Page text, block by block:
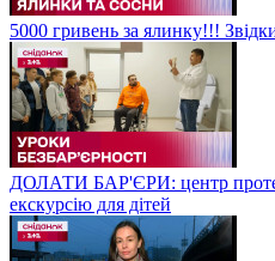
5000 гривень за ялинку!!!
ДОЛАТИ БАР'ЄРИ: центр
екскурсію для дітей